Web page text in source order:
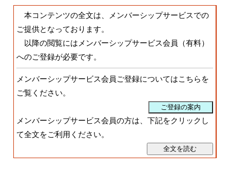
本コンテンツの全文は、メンバーシップサービスでの
ご提供となっております。
以降の閲覧にはメンバーシップサービス会員（有料）
へのご登録が必要です。
メンバーシップサービス会員ご登録についてはこちらを
ご覧ください。
メンバーシップサービス会員の方は、下記をクリックし
て全文をご利用ください。